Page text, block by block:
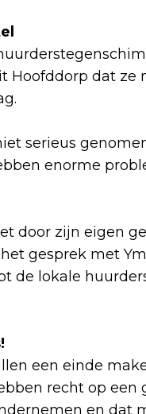
Hoofddorp dat
serieus
enorme
door zijn eigen
gesprek met
de lokale
een einde
recht op
en dat